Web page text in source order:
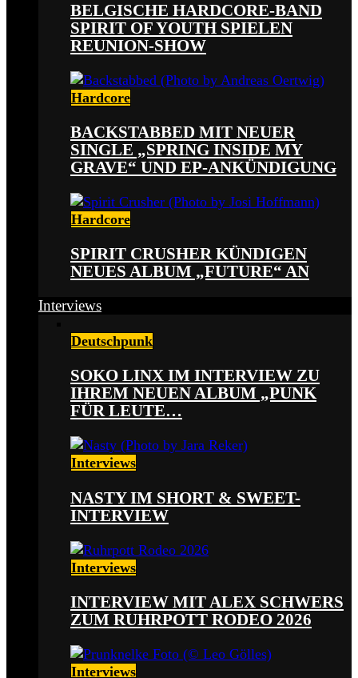
BELGISCHE HARDCORE-BAND
SPIRIT OF YOUTH SPIELEN
REUNION-SHOW
Hardcore
BACKSTABBED MIT NEUER
SINGLE „SPRING INSIDE MY
GRAVE“ UND EP-ANKÜNDIGUNG
Hardcore
SPIRIT CRUSHER KÜNDIGEN
NEUES ALBUM „FUTURE“ AN
Interviews
Deutschpunk
SOKO LINX IM INTERVIEW ZU
IHREM NEUEN ALBUM „PUNK
FÜR LEUTE…
Interviews
NASTY IM SHORT & SWEET-
INTERVIEW
Interviews
INTERVIEW MIT ALEX SCHWERS
ZUM RUHRPOTT RODEO 2026
Interviews